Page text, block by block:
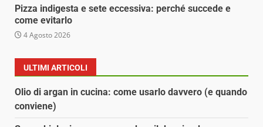
Pizza indigesta e sete eccessiva: perché succede e
come evitarlo
4 Agosto 2026
ULTIMI ARTICOLI
Olio di argan in cucina: come usarlo davvero (e quando
conviene)